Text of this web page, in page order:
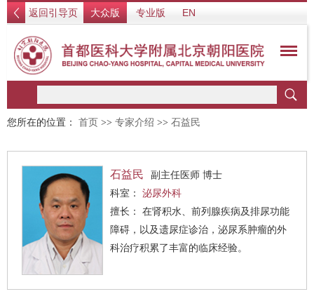
返回引导页 大众版 专业版 EN
您所在的位置： 首页 >> 专家介绍 >> 石益民
石益民
副主任医师 博士
科室： 泌尿外科
擅长： 在肾积水、前列腺疾病及排尿功能
障碍，以及遗尿症诊治，泌尿系肿瘤的外
科治疗积累了丰富的临床经验。